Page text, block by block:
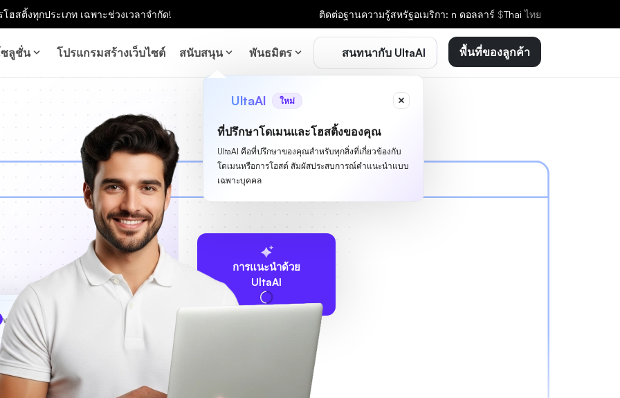
สติ้งทุกประเภท เฉพาะช่วงเวลาจำกัด! ติดต่อฐานความรู้สหรัฐอเมริกา: n ดอลลาร์ $Thaiไทย
ลูชั่น โปรแกรมสร้างเว็บไซต์ สนับสนุน พันธมิตร สนทนากับ UltaAI
UltaAI ใหม่
ที่ปรึกษาโดเมนและโฮสติ้งของคุณ
UltaAI คือที่ปรึกษาของคุณสำหรับทุกสิ่งที่เกี่ยวข้องกับ
โดเมนหรือการโฮสต์ สัมผัสประสบการณ์คำแนะนำแบบ
เฉพาะบุคคล
พื้นที่ของลูกค้า
การแนะนำด้วย
UltaAI
www MyCafe